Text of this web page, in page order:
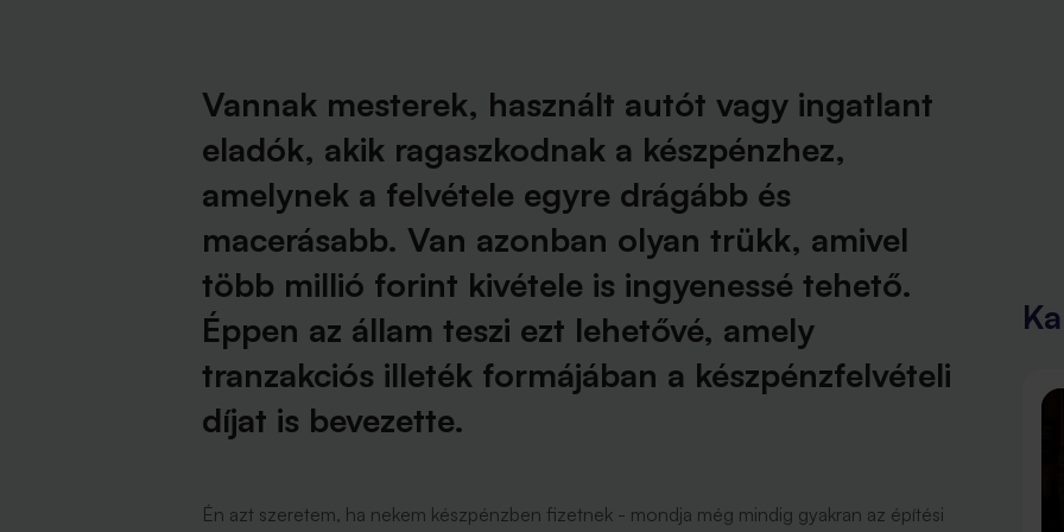
Vannak mesterek, használt autót vagy ingatlant
eladók, akik ragaszkodnak a készpénzhez,
amelynek a felvétele egyre drágább és
macerásabb. Van azonban olyan trükk, amivel
több millió forint kivétele is ingyenessé tehető.
Éppen az állam teszi ezt lehetővé, amely
tranzakciós illeték formájában a készpénzfelvételi
díjat is bevezette.
Én azt szeretem, ha nekem készpénzben fizetnek - mondja még mindig gyakran az építési